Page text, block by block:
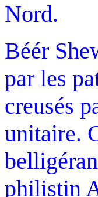
Nord.
Béér
par les
creusés
unitaire.
philistin